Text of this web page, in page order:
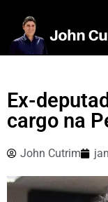
Ex-
cargo na
John Cutrim